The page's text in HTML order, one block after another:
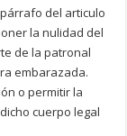
del articulo
la nulidad del
de la patronal
embarazada.
o permitir la
cuerpo legal